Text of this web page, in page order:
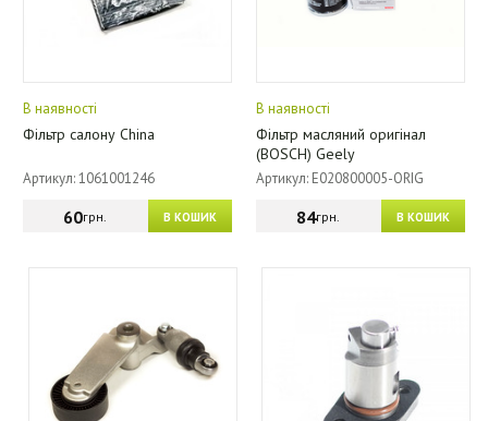
В наявності
Фільтр салону China
Артикул: 1061001246
В КОШИК
60грн.
В наявності
Фільтр масляний оригінал
(BOSCH) Geely
Артикул: E020800005-ORIG
В КОШИК
84грн.